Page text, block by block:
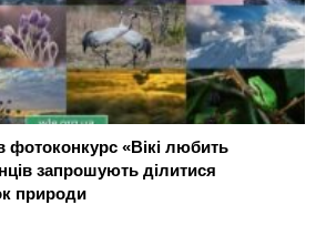
фотоконкурс «Вікі любить
запрошують ділитися
природи